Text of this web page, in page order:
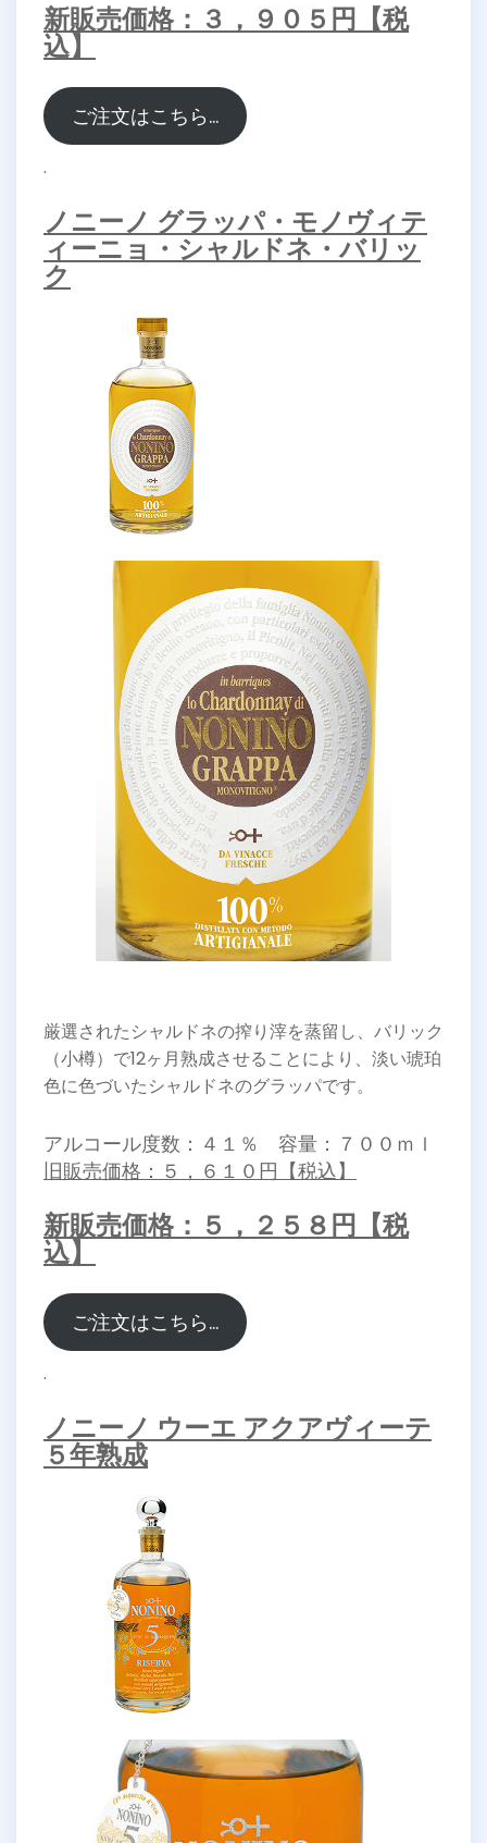
新販売価格：３，９０５円【税
込】
ご注文はこちら…
.
ノニーノ グラッパ・モノヴィテ
ィーニョ・シャルドネ・バリッ
ク
厳選されたシャルドネの搾り滓を蒸留し、バリック
（小樽）で12ヶ月熟成させることにより、淡い琥珀
色に色づいたシャルドネのグラッパです。
アルコール度数：４１％ 容量：７００ｍｌ
旧販売価格：５，６１０円【税込】
新販売価格：５，２５８円【税
込】
ご注文はこちら…
.
ノニーノ ウーエ アクアヴィーテ
５年熟成